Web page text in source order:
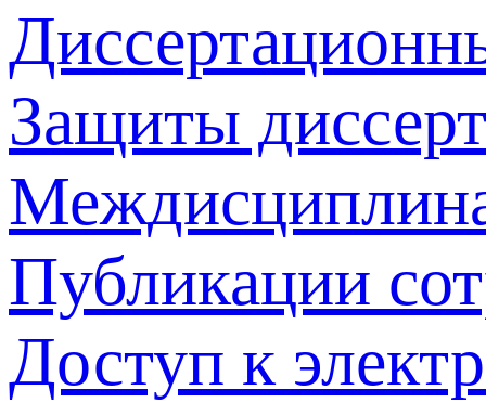
Защиты
Публикации
Доступ к